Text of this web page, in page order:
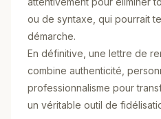
ou de syntaxe, qui pourrait
démarche.
En définitive, une lettre de
combine authenticité,
professionnalisme pour
un véritable outil de